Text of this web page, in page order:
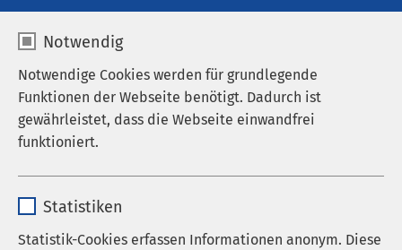
Notwendig
Notwendige Cookies werden für grundlegende
Funktionen der Webseite benötigt. Dadurch ist
gewährleistet, dass die Webseite einwandfrei
funktioniert.
Anbieter sgalinski
Statistiken
Statistik-Cookies erfassen Informationen anonym. Diese
katapult Oberhausen
2025
10.09.2025